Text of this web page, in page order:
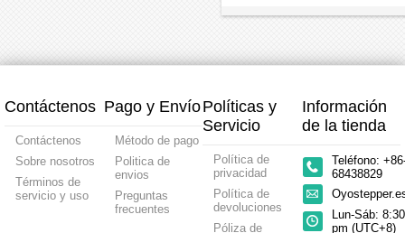
50:1
Nema
2:1/3:1/5:1Paso
/
grados
a
34/90
mm
a
Contáctenos
Contáctenos
Sobre nosotros
Términos de
servicio y uso
Pago y Envío
Método de pago
Politica de
envios
Preguntas
frecuentes
Políticas y
Servicio
Política de
privacidad
Política de
devoluciones
Póliza de
Información
de la tienda
Teléfono:
68438829
Lun-Sáb:
pm (UTC+8)